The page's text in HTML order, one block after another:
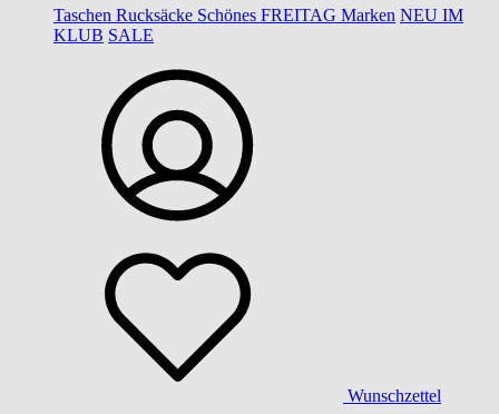
Taschen Rucksäcke Schönes FREITAG Marken NEU IM
KLUB SALE
Wunschzettel